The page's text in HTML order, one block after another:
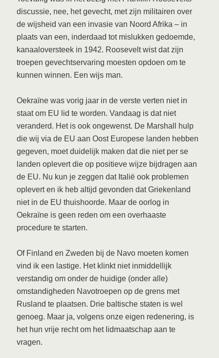
discussie, nee, het gevecht, met zijn militairen over
de wijsheid van een invasie van Noord Afrika – in
plaats van een, inderdaad tot mislukken gedoemde,
kanaaloversteek in 1942. Roosevelt wist dat zijn
troepen gevechtservaring moesten opdoen om te
kunnen winnen. Een wijs man.
Oekraïne was vorig jaar in de verste verten niet in
staat om EU lid te worden. Vandaag is dat niet
veranderd. Het is ook ongewenst. De Marshall hulp
die wij via de EU aan Oost Europese landen hebben
gegeven, moet duidelijk maken dat die niet per se
landen oplevert die op positieve wijze bijdragen aan
de EU. Nu kun je zeggen dat Italië ook problemen
oplevert en ik heb altijd gevonden dat Griekenland
niet in de EU thuishoorde. Maar de oorlog in
Oekraïne is geen reden om een overhaaste
procedure te starten.
Of Finland en Zweden bij de Navo moeten komen
vind ik een lastige. Het klinkt niet inmiddellijk
verstandig om onder de huidige (onder alle)
omstandigheden Navotroepen op de grens met
Rusland te plaatsen. Drie baltische staten is wel
genoeg. Maar ja, volgens onze eigen redenering, is
het hun vrije recht om het lidmaatschap aan te
vragen.